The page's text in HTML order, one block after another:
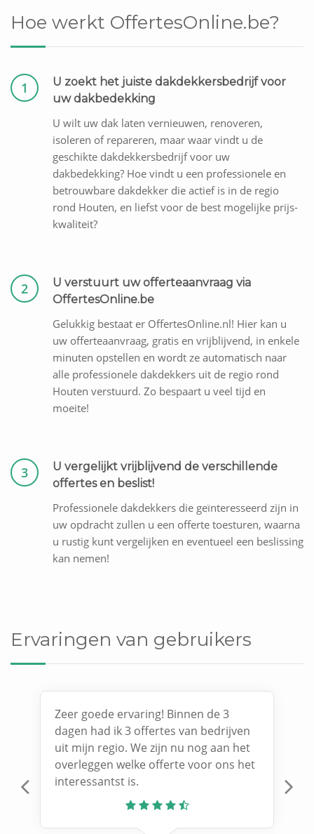
Hoe werkt OffertesOnline.be?
1
U zoekt het juiste dakdekkersbedrijf voor
uw dakbedekking
U wilt uw dak laten vernieuwen, renoveren,
isoleren of repareren, maar waar vindt u de
geschikte dakdekkersbedrijf voor uw
dakbedekking? Hoe vindt u een professionele en
betrouwbare dakdekker die actief is in de regio
rond Houten, en liefst voor de best mogelijke prijs-
kwaliteit?
2
U verstuurt uw offerteaanvraag via
OffertesOnline.be
Gelukkig bestaat er OffertesOnline.nl! Hier kan u
uw offerteaanvraag, gratis en vrijblijvend, in enkele
minuten opstellen en wordt ze automatisch naar
alle professionele dakdekkers uit de regio rond
Houten verstuurd. Zo bespaart u veel tijd en
moeite!
3
U vergelijkt vrijblijvend de verschillende
offertes en beslist!
Professionele dakdekkers die geïnteresseerd zijn in
uw opdracht zullen u een offerte toesturen, waarna
u rustig kunt vergelijken en eventueel een beslissing
kan nemen!
Ervaringen van gebruikers
Zeer goede ervaring! Binnen de 3
dagen had ik 3 offertes van bedrijven
uit mijn regio. We zijn nu nog aan het
overleggen welke offerte voor ons het
interessantst is.
Previous